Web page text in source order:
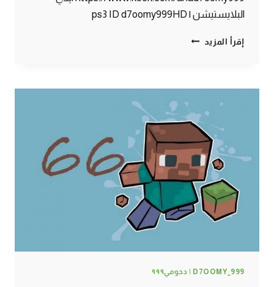
البلايستيشن | ps3 ID d7oomy999HD
إقرأ المزيد ماين
في
حارتنا
!!
#67
|
67#
MINECRAFT
:
D7OOMY999
D7OOMY_999 | دحومي٩٩٩